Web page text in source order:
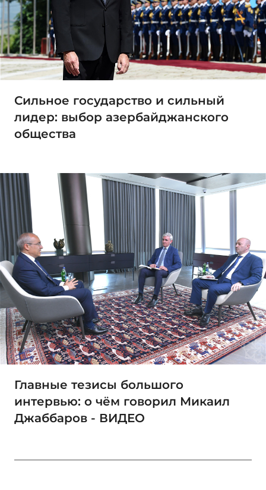
Сильное государство и сильный
лидер: выбор азербайджанского
общества
Главные тезисы большого
интервью: о чём говорил Микаил
Джаббаров - ВИДЕО